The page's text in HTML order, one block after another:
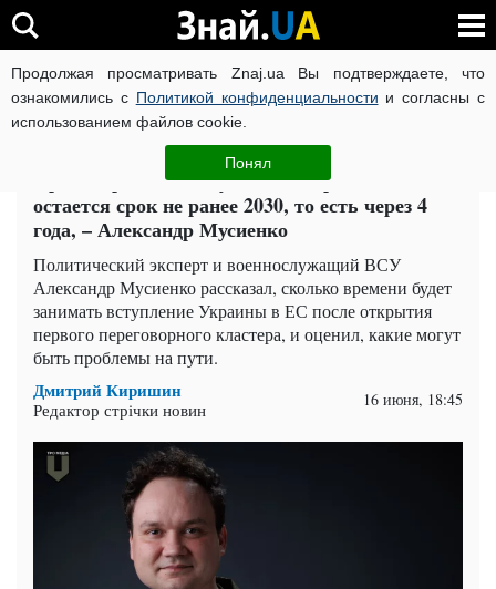
Продолжая просматривать Znaj.ua Вы подтверждаете, что
ознакомились с Политикой конфиденциальности и согласны с
использованием файлов cookie.
Понял
ВОЙНА РОССИИ ПРОТИВ УКРАИНЫ КОРОНАВИРУС В
Политика ЧИТАТИ УКРАЇНСЬКОЮ
Ориентиром для вступления Украины в ЕС
остается срок не ранее 2030, то есть через 4
года, – Александр Мусиенко
Политический эксперт и военнослужащий ВСУ
Александр Мусиенко рассказал, сколько времени будет
занимать вступление Украины в ЕС после открытия
первого переговорного кластера, и оценил, какие могут
быть проблемы на пути.
Дмитрий Киришин
Редактор стрічки новин 16 июня, 18:45